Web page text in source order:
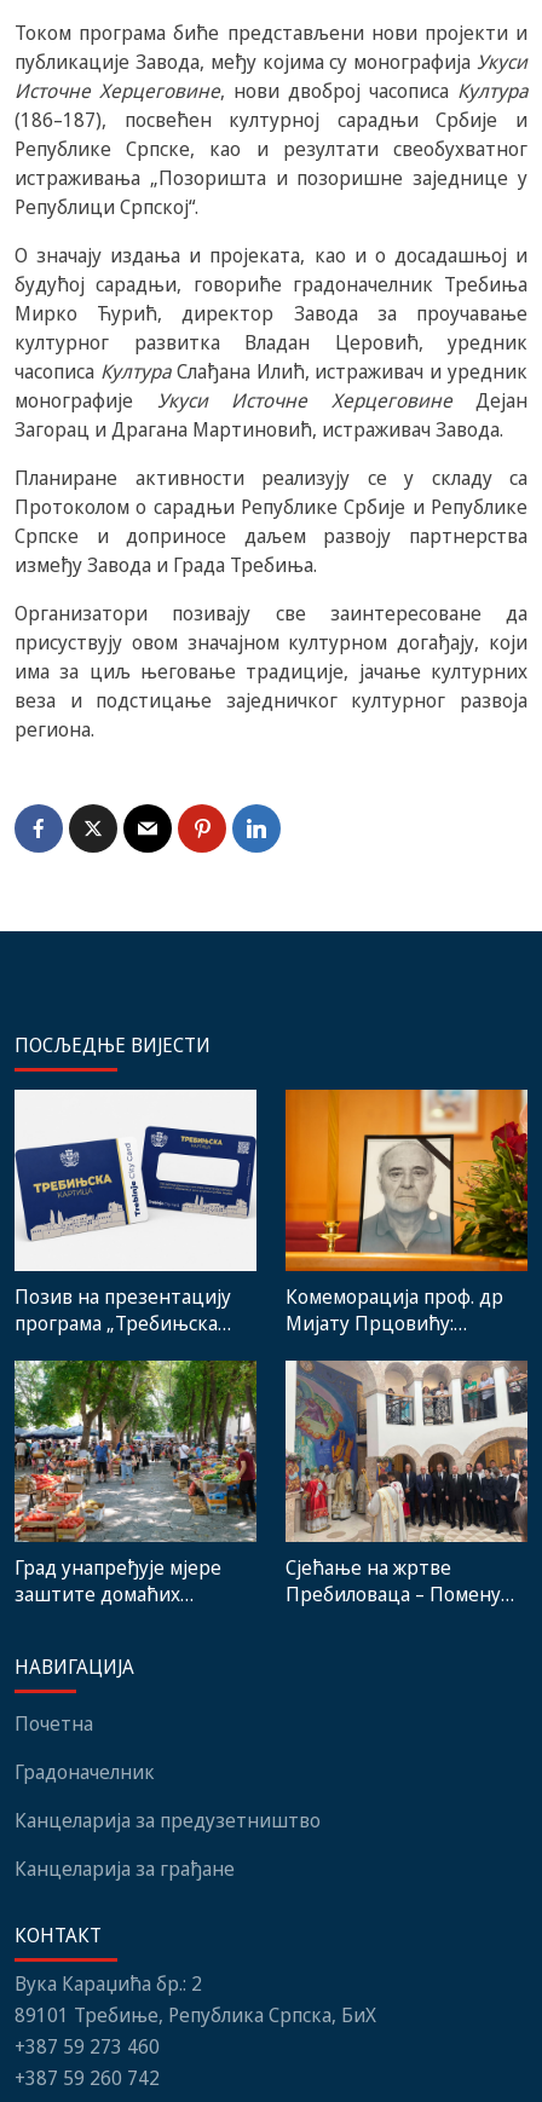
Током програма биће представљени нови пројекти и
публикације Завода, међу којима су монографија Укуси
Источне Херцеговине, нови двоброј часописа Култура
(186–187), посвећен културној сарадњи Србије и
Републике Српске, као и резултати свеобухватног
истраживања „Позоришта и позоришне заједнице у
Републици Српској“.
О значају издања и пројеката, као и о досадашњој и
будућој сарадњи, говориће градоначелник Требиња
Мирко Ћурић, директор Завода за проучавање
културног развитка Владан Церовић, уредник
часописа КултураСлађана Илић, истраживач и уредник
монографије Укуси Источне Херцеговине Дејан
Загорац и Драгана Мартиновић, истраживач Завода.
Планиране активности реализују се у складу са
Протоколом о сарадњи Републике Србије и Републике
Српске и доприносе даљем развоју партнерства
између Завода и Града Требиња.
Организатори позивају све заинтересоване да
присуствују овом значајном културном догађају, који
има за циљ његовање традиције, јачање културних
веза и подстицање заједничког културног развоја
региона.
ПОСЉЕДЊЕ ВИЈЕСТИ
Позив на презентацију
програма „Требињска
Комеморација проф. др
Мијату Прцовићу:
стручњака и човјека који
је Требиње носио у срцу
Град унапређује мјере
заштите домаћих
Сјећање на жртве
Пребиловаца – Помену
НАВИГАЦИЈА
Почетна
Градоначелник
Канцеларија за предузетништво
Канцеларија за грађане
КОНТАКТ
Вука Караџића бр.: 2
89101 Требиње, Република Српска, БиХ
+387 59 273 460
+387 59 260 742